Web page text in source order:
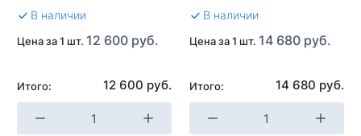
В наличии
Цена за 1 шт. 12 600 руб.
Итого: 12 600 руб.
В наличии
Цена за 1 шт. 14 680 руб.
Итого: 14 680 руб.